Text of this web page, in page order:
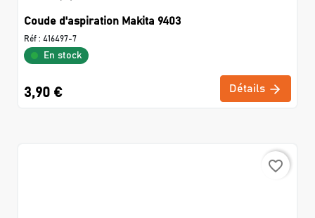
Coude d'aspiration Makita 9403
Réf : 416497-7
En stock
3,90 € Détails
favorite_border